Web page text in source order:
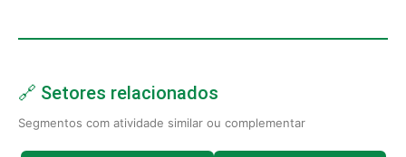
🔗 Setores relacionados
Segmentos com atividade similar ou complementar